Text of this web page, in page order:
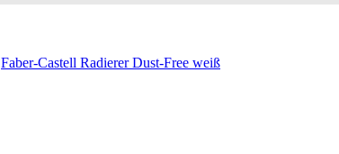
Faber-Castell Radierer Dust-Free weiß